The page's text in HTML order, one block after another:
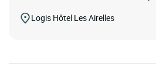
Logis Hôtel Les Airelles